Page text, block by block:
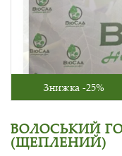
Знижка -25%
ВОЛОСЬКИЙ
(ЩЕПЛЕНИЙ)